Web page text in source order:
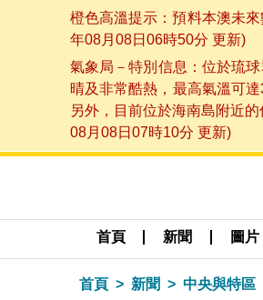
橙色高溫提示：預料本澳未
年08月08日06時50分 更新)
氣象局－特別信息：位於琉
晴及非常酷熱，最高氣溫可
另外，目前位於海南島附近
08月08日07時10分 更新)
首頁 新聞 圖片
首頁 新聞 中央與特區